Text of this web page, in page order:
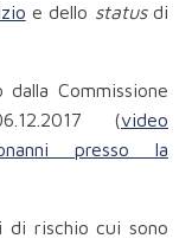
e dello statusdi
Commissione
(video
presso la
di rischio cui sono